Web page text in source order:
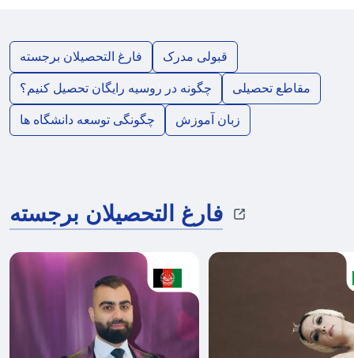
فارغ التحصیلان برجسته
قبولی مدرک
چگونه در روسیه رایگان تحصیل کنیم؟
مقاطع تحصیلی
چگونگی توسعه دانشگاه ها
زبان آموزش
فارغ التحصیلان برجسته